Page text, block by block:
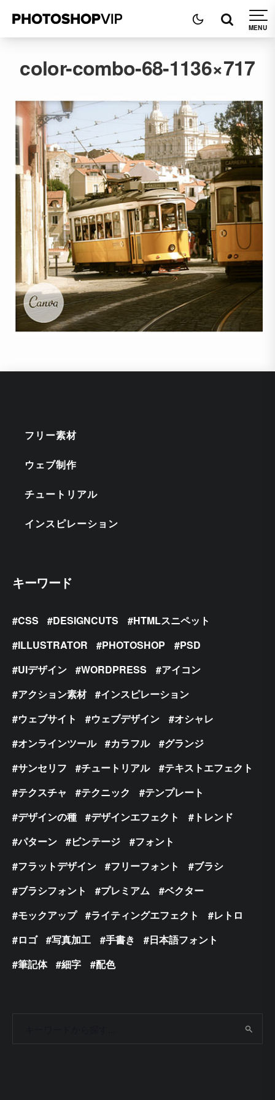
color-combo-68-1136×717
フリー素材
ウェブ制作
チュートリアル
インスピレーション
キーワード
CSS DESIGNCUTS
HTMLスニペット
ILLUSTRATOR
PHOTOSHOP
PSD
UIデザイン
WORDPRESS
アイコン
アクション素材
インスピレーション
ウェブサイト
ウェブデザイン
オシャレ
オンラインツール
カラフル
グランジ
サンセリフ
チュートリアル
テキストエフェクト
テクスチャ
テクニック
テンプレート
デザインの種
デザインエフェクト
トレンド
パターン
ビンテージ
フォント
フラットデザイン
フリーフォント
ブラシ
ブラシフォント
プレミアム
ベクター
モックアップ
ライティングエフェクト
レトロ
ロゴ
写真加工 手書き
日本語フォント
筆記体
細字 配色